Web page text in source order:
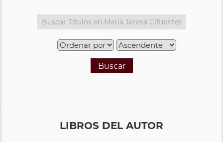
Buscar
LIBROS DEL AUTOR